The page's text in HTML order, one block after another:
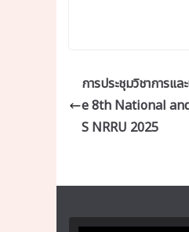
การประชุมวิชาการแ
e 8th National
S NRRU 2025